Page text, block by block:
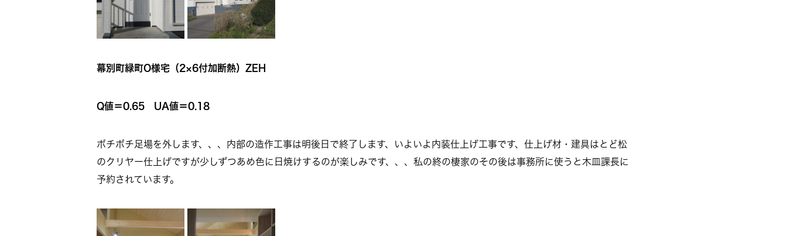
幕別町緑町O様宅（2×6付加断熱）ZEH
Q値＝0.65 UA値＝0.18
ボチボチ足場を外します、、、内部の造作工事は明後日で終了します、いよいよ内装仕上げ工事です、仕上げ材・建具はとど松
のクリヤー仕上げですが少しずつあめ色に日焼けするのが楽しみです、、、私の終の棲家のその後は事務所に使うと木皿課長に
予約されています。